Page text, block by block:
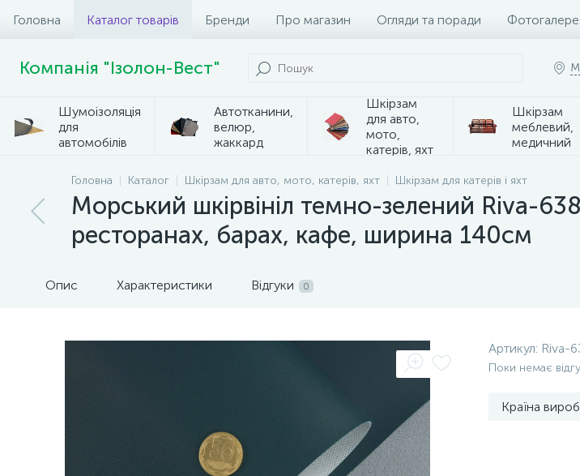
Головна Каталог товарів Бренди Про магазин Огляди та поради
Компанія "Ізолон-Вест"
Шумоізоляція
для
автомобілів
Автотканини,
велюр,
жаккард
Шкірзам
для авто,
мото,
катерів, яхт
Шкірзам
меблевий,
медичний
Головна Каталог Шкірзам для авто, мото, катерів, яхт Шкірзам для катерів і яхт
Морський шкірвініл темно-зелений Riva-
ресторанах, барах, кафе, ширина 140см
Опис Характеристики Відгуки 0
Артикул: Riva-
Поки немає
Країна